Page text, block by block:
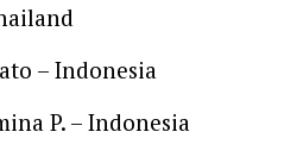
– Indonesia
P. – Indonesia